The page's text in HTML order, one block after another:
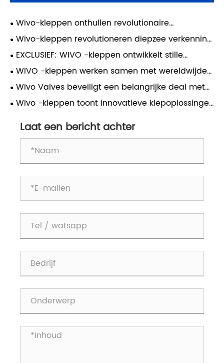
Wivo-kleppen onthullen revolutionaire
corrosiebestendige klep voor extreme
omgevingen
Wivo-kleppen revolutioneren diepzee verkenning
met titaniumlegeringskleppen voor extreme
diepten
EXCLUSIEF: WIVO -kleppen ontwikkelt stille
kleptechnologie om stedelijke lawaaivervuiling te
bestrijden
WIVO -kleppen werken samen met wereldwijde
energie -reuzen om de ontwikkeling van
waterstofinfrastructuur te versnellen
Wivo Valves beveiligt een belangrijke deal met
de Zuid -Amerikaanse Trade Expo -klant voor
gietijzeren mesgatkleppen
Wivo -kleppen toont innovatieve klepoplossingen
Laat een bericht achter